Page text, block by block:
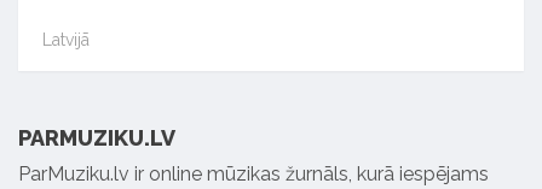
Latvijā
PARMUZIKU.LV
ParMuziku.lv ir online mūzikas žurnāls, kurā iespējams